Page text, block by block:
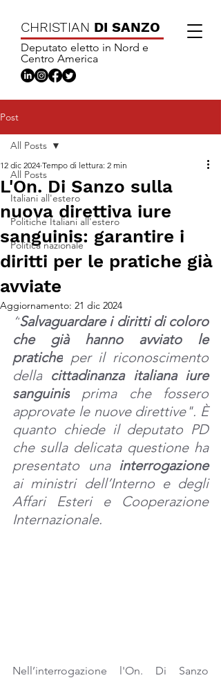
CHRISTIAN DI SANZO
Deputato eletto in Nord e
Centro America
Post
All Posts
Italiani all'estero
Politiche Italiani all'estero
Politica nazionale
All Posts
L'On. Di Sanzo sulla
nuova direttiva iure
sanguinis: garantire i
diritti per le pratiche già
avviate
12 dic 2024 Tempo di lettura: 2 min
Aggiornamento: 21 dic 2024
“Salvaguardare i diritti di coloro
che già hanno avviato le
pratiche per il riconoscimento
della cittadinanza italiana iure
sanguinis prima che fossero
approvate le nuove direttive". È
quanto chiede il deputato PD
che sulla delicata questione ha
presentato una
interrogazione
ai ministri dell’Interno e degli
Affari Esteri e Cooperazione
Internazionale.
Nell’interrogazione l'On. Di Sanzo